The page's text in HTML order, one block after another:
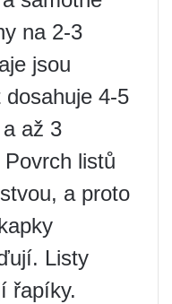
na 2-3
jsou
4-5
až 3
listů
a proto
Listy
řapíky.